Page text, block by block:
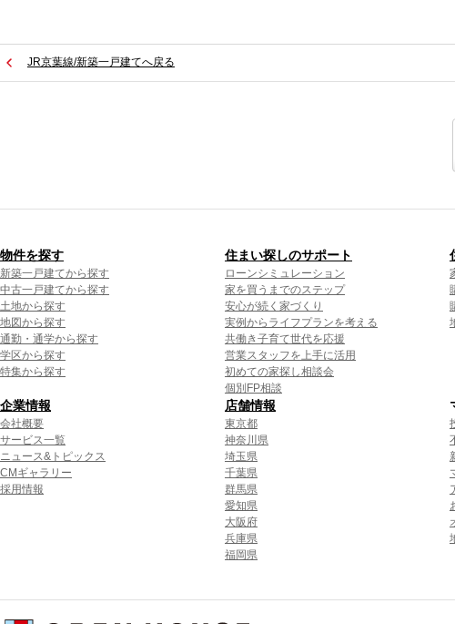
JR京葉線/新築一戸建てへ戻る
物件を探す
新築一戸建てから探す
中古一戸建てから探す
土地から探す
地図から探す
通勤・通学から探す
学区から探す
特集から探す
住まい探しのサポート
ローンシミュレーション
家を買うまでのステップ
安心が続く家づくり
実例からライフプランを考える
共働き子育て世代を応援
営業スタッフを上手に活用
初めての家探し相談会
個別FP相談
企業情報
会社概要
サービス一覧
ニュース&トピックス
CMギャラリー
採用情報
店舗情報
東京都
神奈川県
埼玉県
千葉県
群馬県
愛知県
大阪府
兵庫県
福岡県